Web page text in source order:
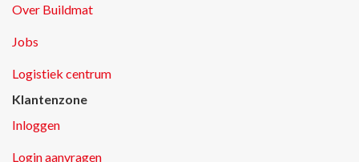
Over Buildmat
Jobs
Logistiek centrum
Klantenzone
Inloggen
Login aanvragen